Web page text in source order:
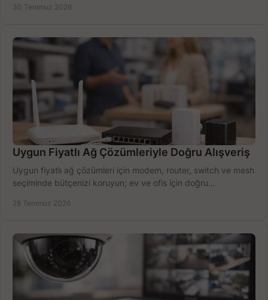
30 Temmuz 2026
Uygun Fiyatlı Ağ Çözümleriyle Doğru Alışveriş
Uygun fiyatlı ağ çözümleri için modem, router, switch ve mesh
seçiminde bütçenizi koruyun; ev ve ofis için doğru
28 Temmuz 2026